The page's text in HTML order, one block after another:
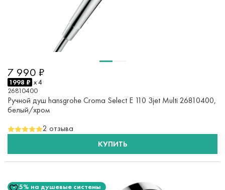
7 990 ₽
1998 ₽ x 4
26810400
Ручной душ hansgrohe Croma Select E 110 3jet Multi 26810400,
белый/хром
2 отзыва
КУПИТЬ
-15% на душевые системы